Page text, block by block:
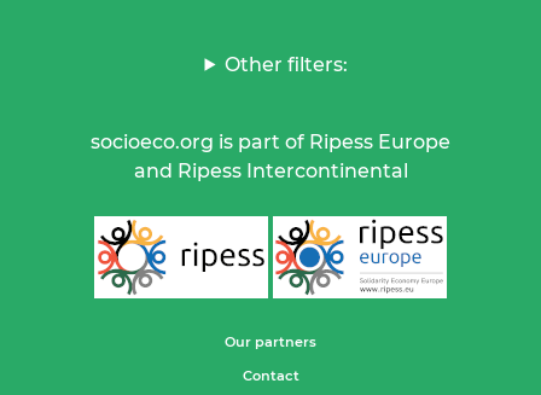
Other filters:
socioeco.org is part of Ripess Europe
and Ripess Intercontinental
Our partners
Contact